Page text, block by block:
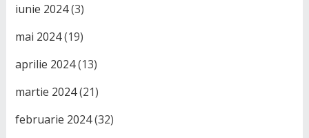
iunie 2024(3)
mai 2024(19)
aprilie 2024(13)
martie 2024(21)
februarie 2024(32)